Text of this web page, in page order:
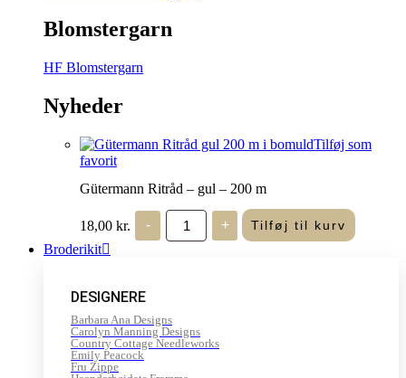
Blomstergarn
HF Blomstergarn
Nyheder
Tilføj som
favorit
Gütermann Ritråd – gul – 200 m
18,00 kr. -
Gütermann
Ritråd
-
antal
+ Tilføj til kurv
Broderikit
DESIGNERE
Barbara Ana Designs
Carolyn Manning Designs
Country Cottage Needleworks
Emily Peacock
Fru Zippe